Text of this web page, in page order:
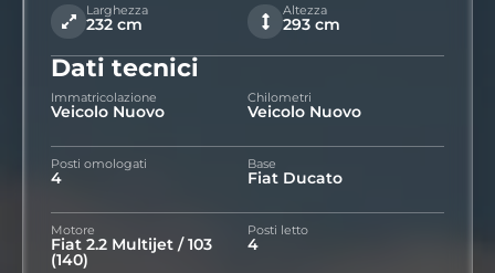
Larghezza
232 cm
Altezza
293 cm
Dati tecnici
Immatricolazione
Veicolo Nuovo
Chilometri
Veicolo Nuovo
Posti omologati
4
Base
Fiat Ducato
Motore
Fiat 2.2 Multijet / 103
(140)
Posti letto
4